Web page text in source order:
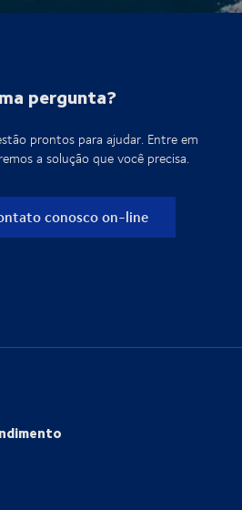
pergunta?
prontos para ajudar. Entre em
a solução que você precisa.
conosco on-line